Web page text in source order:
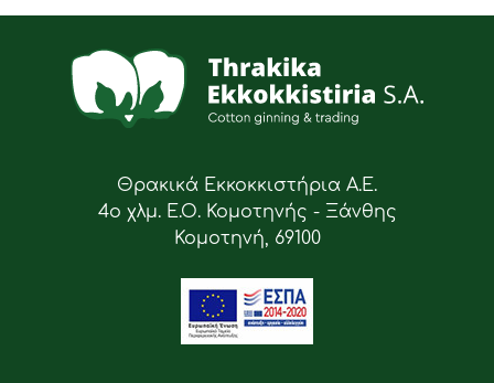
Θρακικά Εκκοκκιστήρια Α.Ε.
4ο χλμ. Ε.Ο. Κομοτηνής - Ξάνθης
Κομοτηνή, 69100